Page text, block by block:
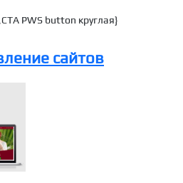
PWS button круглая}
сайтов